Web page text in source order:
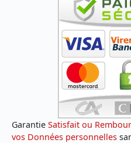
Garantie Satisfait ou
vos Données personnelles